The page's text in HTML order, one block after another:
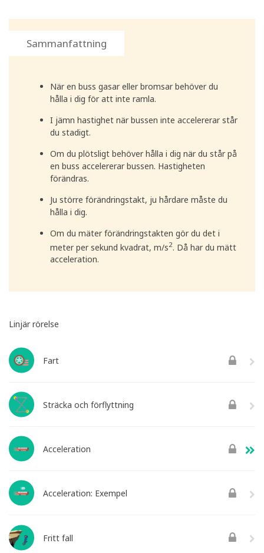
Sammanfattning
När en buss gasar eller bromsar behöver du
hålla i dig för att inte ramla.
I jämn hastighet när bussen inte accelererar står
du stadigt.
Om du plötsligt behöver hålla i dig när du står på
en buss accelererar bussen. Hastigheten
förändras.
Ju större förändringstakt, ju hårdare måste du
hålla i dig.
Om du mäter förändringstakten gör du det i
meter per sekund kvadrat, m/s2. Då har du mätt
acceleration.
Linjär rörelse
Fart
Sträcka och förflyttning
Acceleration
Acceleration: Exempel
Fritt fall